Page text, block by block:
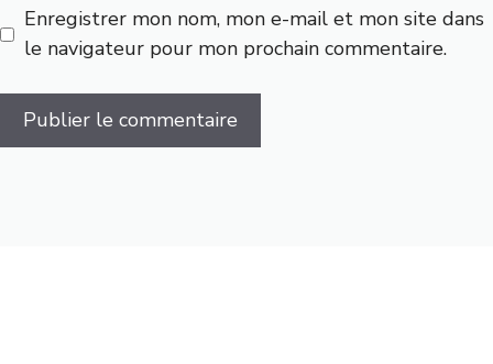
Enregistrer mon nom, mon e-mail et mon site dans
le navigateur pour mon prochain commentaire.